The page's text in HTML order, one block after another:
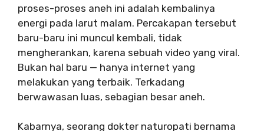
proses-proses aneh ini adalah kembalinya
energi pada larut malam. Percakapan tersebut
baru-baru ini muncul kembali, tidak
mengherankan, karena sebuah video yang viral.
Bukan hal baru — hanya internet yang
melakukan yang terbaik. Terkadang
berwawasan luas, sebagian besar aneh.
Kabarnya, seorang dokter naturopati bernama